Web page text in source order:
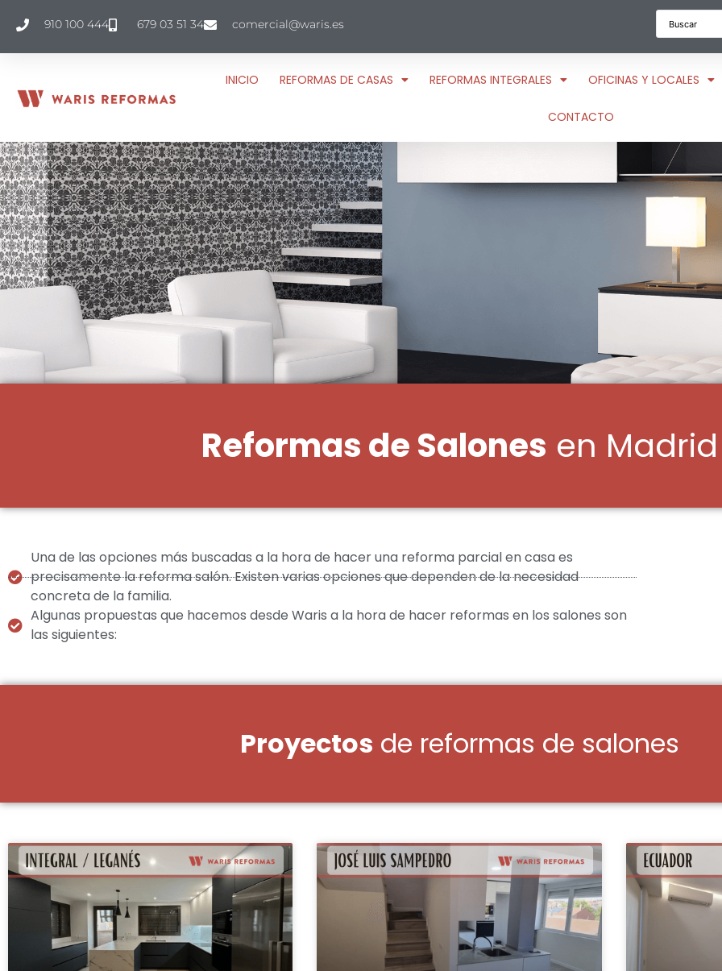
910 100 444 679 03 51 34 comercial@waris.es
INICIO REFORMAS DE CASAS REFORMAS INTEGRALES OFICINAS Y LOCALES
CONTACTO
Reformas de Salones en Madrid
Una de las opciones más buscadas a la hora de hacer una reforma parcial en casa es
precisamente la reforma salón. Existen varias opciones que dependen de la necesidad
concreta de la familia.
Algunas propuestas que hacemos desde Waris a la hora de hacer reformas en los salones son
las siguientes:
Proyectos de reformas de salones